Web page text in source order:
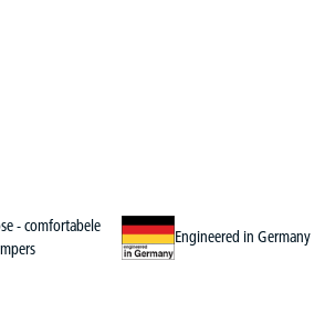
- comfortabele
Engineered in Germany